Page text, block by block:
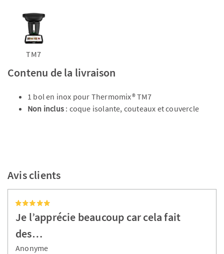
TM7
Contenu de la livraison
1 bol en inox pour Thermomix® TM7
Non inclus : coque isolante, couteaux et couvercle
Avis clients
Je l’apprécie beaucoup car cela fait
des…
Anonyme